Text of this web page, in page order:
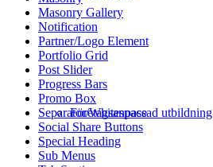
Företagsanpassad utbildning
Masonry Gallery
Notification
Partner/Logo Element
Portfolio Grid
Post Slider
Progress Bars
Promo Box
Separator/Whitespace
Social Share Buttons
Special Heading
Sub Menus